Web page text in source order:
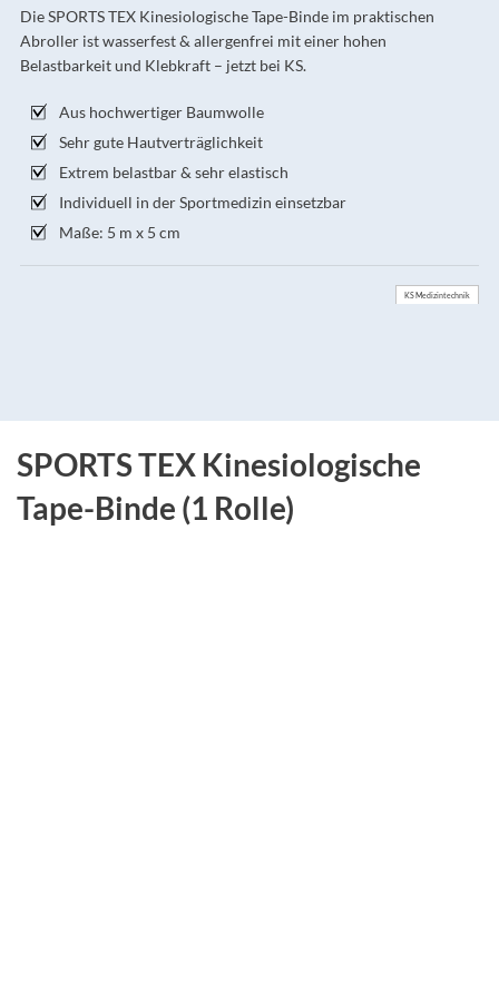
Die SPORTS TEX Kinesiologische Tape-Binde im praktischen
Abroller ist wasserfest & allergenfrei mit einer hohen
Belastbarkeit und Klebkraft – jetzt bei KS.
Aus hochwertiger Baumwolle
Sehr gute Hautverträglichkeit
Extrem belastbar & sehr elastisch
Individuell in der Sportmedizin einsetzbar
Maße: 5 m x 5 cm
KS Medizintechnik
SPORTS TEX Kinesiologische
Tape-Binde (1 Rolle)